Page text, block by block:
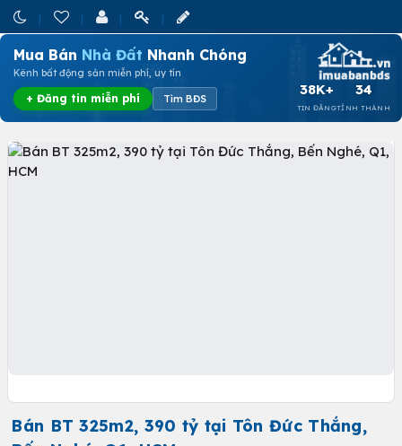
Mua Bán Nhà Đất Nhanh Chóng
Kênh bất động sản miễn phí, uy tín
+ Đăng tin miễn phí Tìm BĐS
38K+
TIN ĐĂNG
34
TỈNH THÀNH
Bán BT 325m2, 390 tỷ tại Tôn Đức Thắng,